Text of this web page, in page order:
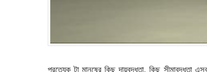
প্রত্যেক টা মানুষের কিছু দায়বদ্ধতা, কিছু